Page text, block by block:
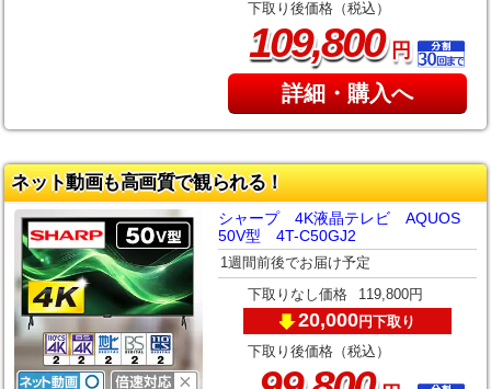
下取り後価格（税込）
109,800円
詳細・購入へ
ネット動画も高画質で観られる！
シャープ 4K液晶テレビ AQUOS
50V型 4T-C50GJ2
1週間前後でお届け予定
下取りなし価格 119,800円
20,000円下取り
下取り後価格（税込）